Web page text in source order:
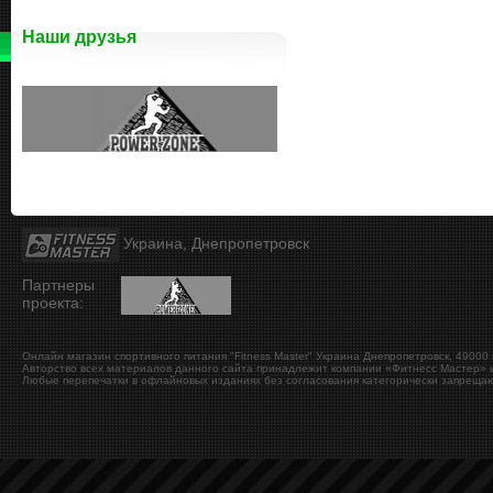
Наши друзья
Украина, Днепропетровск
Партнеры
проекта:
Онлайн магазин спортивного питания "Fitness Master" Украина Днепропетровск, 49000
Авторство всех материалов данного сайта принадлежит компании «Фитнесс Мастер»
Любые перепечатки в офлайновых изданиях без согласования категорически